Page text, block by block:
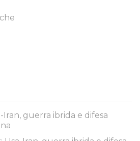
Iran, guerra ibrida e difesa